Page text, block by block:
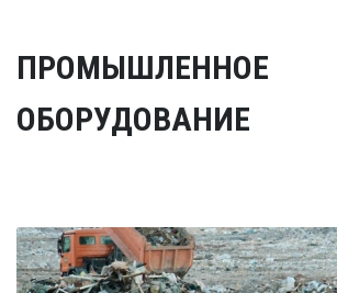
ПРОМЫШЛЕННОЕ
ОБОРУДОВАНИЕ